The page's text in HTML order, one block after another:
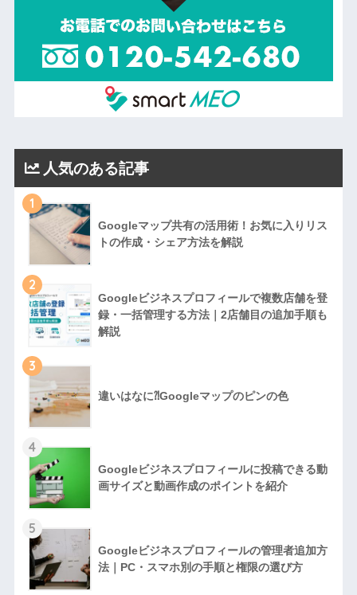
人気のある記事
1
Googleマップ共有の活用術！お気に入りリス
トの作成・シェア方法を解説
2
Googleビジネスプロフィールで複数店舗を登
録・一括管理する方法｜2店舗目の追加手順も
解説
3
違いはなに⁈Googleマップのピンの色
4
Googleビジネスプロフィールに投稿できる動
画サイズと動画作成のポイントを紹介
5
Googleビジネスプロフィールの管理者追加方
法｜PC・スマホ別の手順と権限の選び方